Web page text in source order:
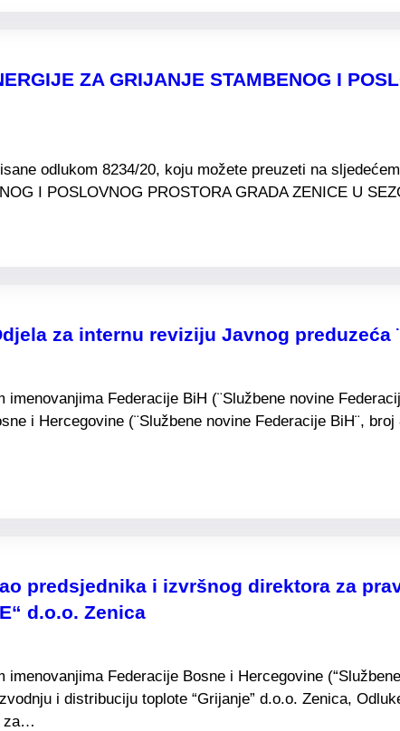
ZA GRIJANJE STAMBENOG I
odlukom 8234/20, koju možete preuzeti na
I POSLOVNOG PROSTORA GRADA ZENICE U
za internu reviziju Javnog preduzeća
Federacije BiH (¨Službene novine
i Hercegovine (¨Službene novine Federacije BiH¨,
predsjednika i izvršnog direktora za
d.o.o. Zenica
Federacije Bosne i Hercegovine
i distribuciju toplote “Grijanje” d.o.o. Zenica,
za…